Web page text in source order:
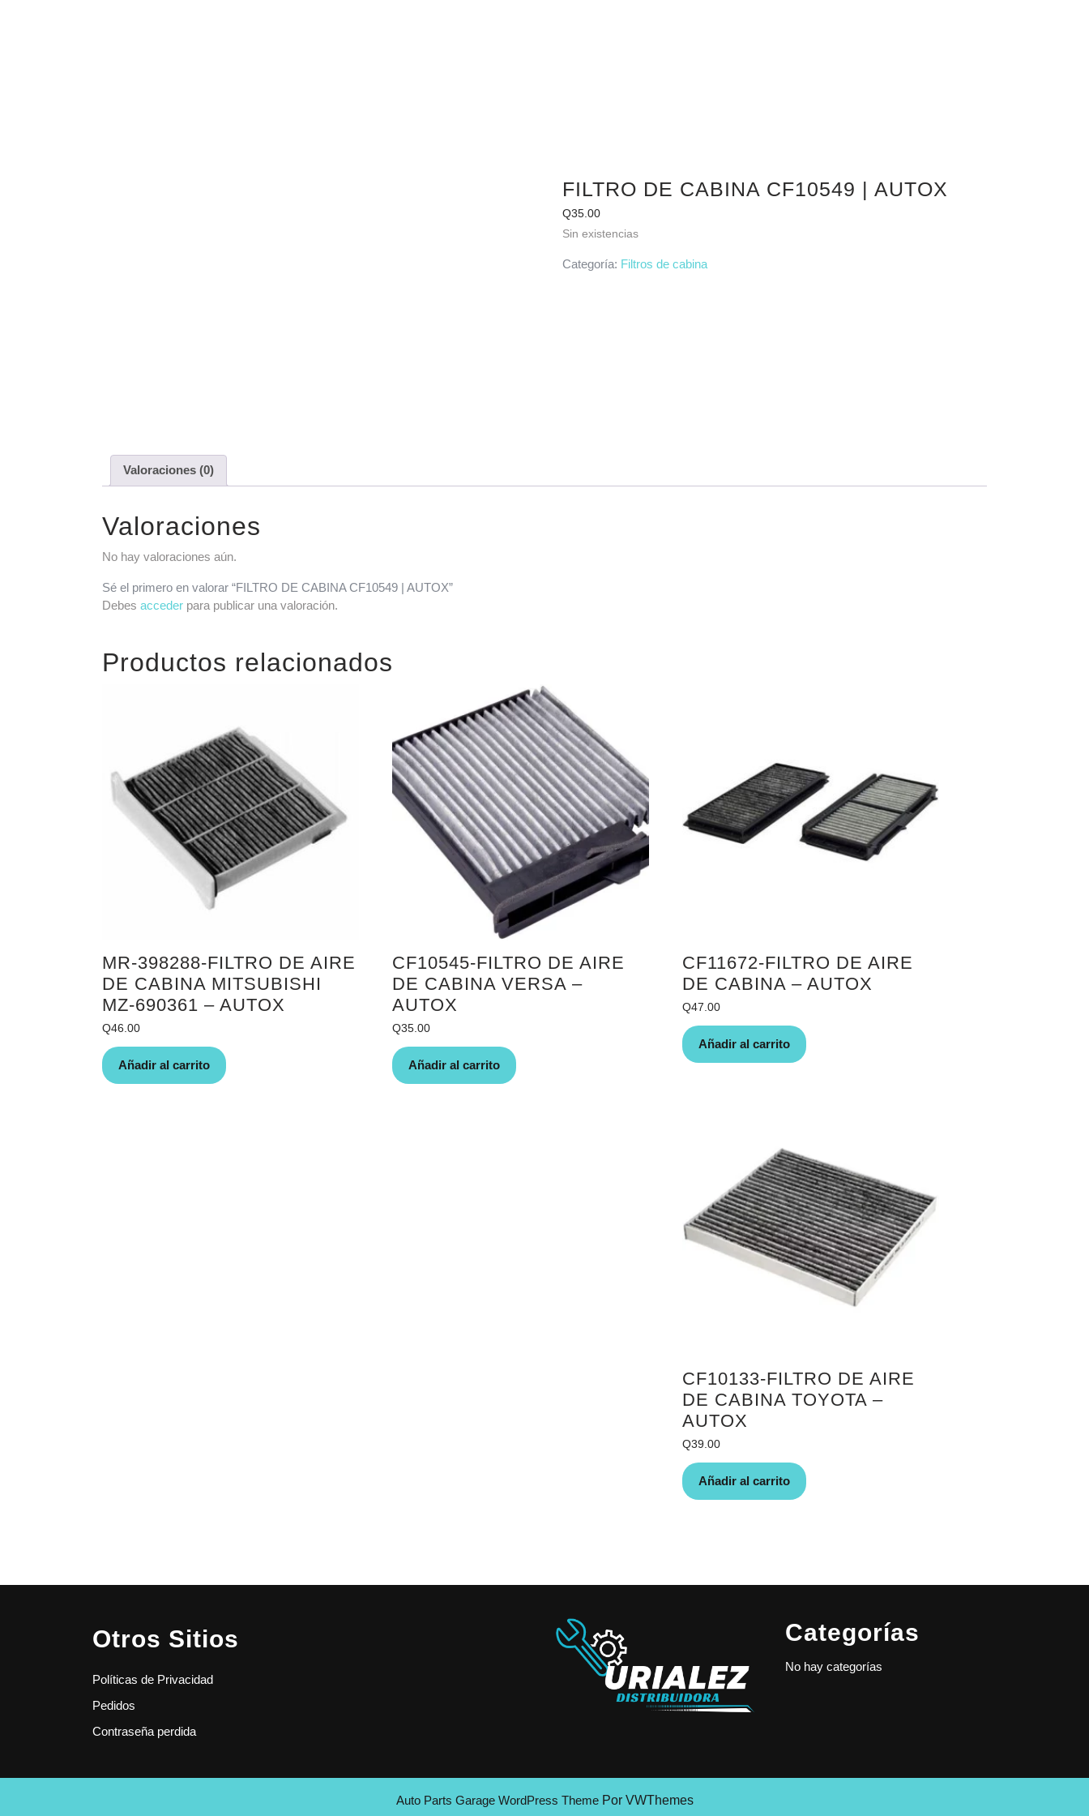
FILTRO DE CABINA CF10549 | AUTOX
Q35.00
Sin existencias
Categoría: Filtros de cabina
Valoraciones (0)
Valoraciones
No hay valoraciones aún.
Sé el primero en valorar “FILTRO DE CABINA CF10549 | AUTOX”
Debes acceder para publicar una valoración.
Productos relacionados
MR-398288-FILTRO DE AIRE
DE CABINA MITSUBISHI
MZ-690361 – AUTOX
Q46.00
Añadir al carrito
CF10545-FILTRO DE AIRE
DE CABINA VERSA –
AUTOX
Q35.00
Añadir al carrito
CF11672-FILTRO DE AIRE
DE CABINA – AUTOX
Q47.00
Añadir al carrito
CF10133-FILTRO DE AIRE
DE CABINA TOYOTA –
AUTOX
Q39.00
Añadir al carrito
Otros Sitios
Políticas de Privacidad
Pedidos
Contraseña perdida
Categorías
No hay categorías
Auto Parts Garage WordPress ThemePor VWThemes